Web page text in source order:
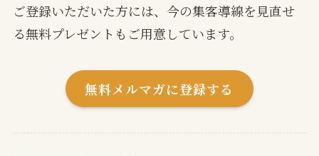
ご登録いただいた方には、今の集客導線を見直せ
る無料プレゼントもご用意しています。
無料メルマガに登録する